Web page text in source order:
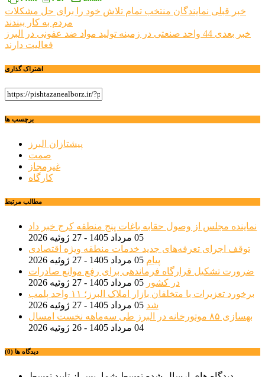
راهبری
نوشته
خبر قبلی نمایندگان منتخب تمام تلاش خود را برای حل مشکلات
مردم به کار ببندند
خبر بعدی
44 واحد صنعتی در زمینه تولید مواد ضد عفونی در البرز
فعالیت دارند
اشتراک گذاری
برچسب ها
پیشتازان البرز
صمت
غیرمجاز
کارگاه
مطالب مرتبط
نماینده مجلس از وصول حقابه باغات پنج منطقه کرج خبر داد
05 مرداد 1405 - 27 ژوئیه 2026
توقف اجرای تعرفه‌های جدید خدمات منطقه ویژه اقتصادی
پیام 05 مرداد 1405 - 27 ژوئیه 2026
ضرورت تشکیل قرارگاه فرماندهی برای رفع موانع صادرات
در کشور 05 مرداد 1405 - 27 ژوئیه 2026
برخورد تعزیرات با متخلفان بازار املاک البرز؛ ۱۱ واحد پلمب
شد 05 مرداد 1405 - 27 ژوئیه 2026
بهسازی ۸۵ موتورخانه در البرز طی سه‌ماهه نخست امسال
04 مرداد 1405 - 26 ژوئیه 2026
دیدگاه ها (0)